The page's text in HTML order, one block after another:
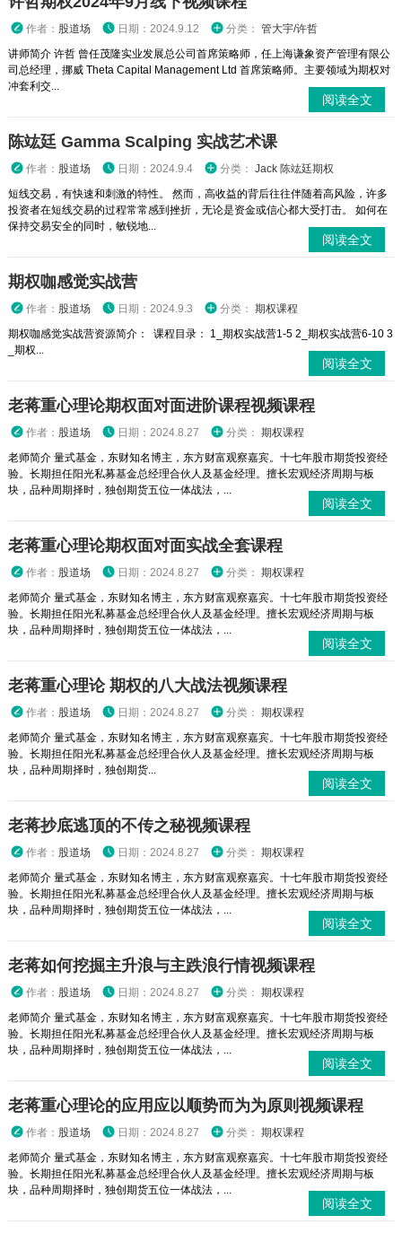
作者： 股道场 日期：2024.9.12 分类： 管大宇/许哲
讲师简介 许哲 曾任茂隆实业发展总公司首席策略师，任上海谦象资产管理有限公
司总经理，挪威 Theta Capital Management Ltd 首席策略师。主要领域为期权对
冲套利交...
阅读全文
陈竑廷 Gamma Scalping 实战艺术课
作者： 股道场 日期：2024.9.4 分类： Jack 陈竑廷期权
短线交易，有快速和刺激的特性。 然而，高收益的背后往往伴随着高风险，许多
投资者在短线交易的过程常常感到挫折，无论是资金或信心都大受打击。 如何在
保持交易安全的同时，敏锐地...
阅读全文
期权咖感觉实战营
作者： 股道场 日期：2024.9.3 分类： 期权课程
期权咖感觉实战营资源简介： 课程目录： 1_期权实战营1-5 2_期权实战营6-10 3
_期权...
阅读全文
老蒋重心理论期权面对面进阶课程视频课程
作者： 股道场 日期：2024.8.27 分类： 期权课程
老师简介 量式基金，东财知名博主，东方财富观察嘉宾。十七年股市期货投资经
验。长期担任阳光私募基金总经理合伙人及基金经理。擅长宏观经济周期与板
块，品种周期择时，独创期货五位一体战法，...
阅读全文
老蒋重心理论期权面对面实战全套课程
作者： 股道场 日期：2024.8.27 分类： 期权课程
老师简介 量式基金，东财知名博主，东方财富观察嘉宾。十七年股市期货投资经
验。长期担任阳光私募基金总经理合伙人及基金经理。擅长宏观经济周期与板
块，品种周期择时，独创期货五位一体战法，...
阅读全文
老蒋重心理论 期权的八大战法视频课程
作者： 股道场 日期：2024.8.27 分类： 期权课程
老师简介 量式基金，东财知名博主，东方财富观察嘉宾。十七年股市期货投资经
验。长期担任阳光私募基金总经理合伙人及基金经理。擅长宏观经济周期与板
块，品种周期择时，独创期货...
阅读全文
老蒋抄底逃顶的不传之秘视频课程
作者： 股道场 日期：2024.8.27 分类： 期权课程
老师简介 量式基金，东财知名博主，东方财富观察嘉宾。十七年股市期货投资经
验。长期担任阳光私募基金总经理合伙人及基金经理。擅长宏观经济周期与板
块，品种周期择时，独创期货五位一体战法，...
阅读全文
老蒋如何挖掘主升浪与主跌浪行情视频课程
作者： 股道场 日期：2024.8.27 分类： 期权课程
老师简介 量式基金，东财知名博主，东方财富观察嘉宾。十七年股市期货投资经
验。长期担任阳光私募基金总经理合伙人及基金经理。擅长宏观经济周期与板
块，品种周期择时，独创期货五位一体战法，...
阅读全文
老蒋重心理论的应用应以顺势而为为原则视频课程
作者： 股道场 日期：2024.8.27 分类： 期权课程
老师简介 量式基金，东财知名博主，东方财富观察嘉宾。十七年股市期货投资经
验。长期担任阳光私募基金总经理合伙人及基金经理。擅长宏观经济周期与板
块，品种周期择时，独创期货五位一体战法，...
阅读全文